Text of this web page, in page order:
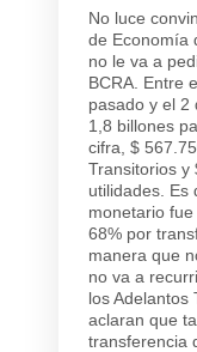
No luce
de Economía
no le va a
BCRA. Entre
pasado y el 2
1,8 billones
cifra, $
Transitorios y
utilidades. Es
monetario
68% por
manera que
no va a
los Adelantos
aclaran que
transferencia